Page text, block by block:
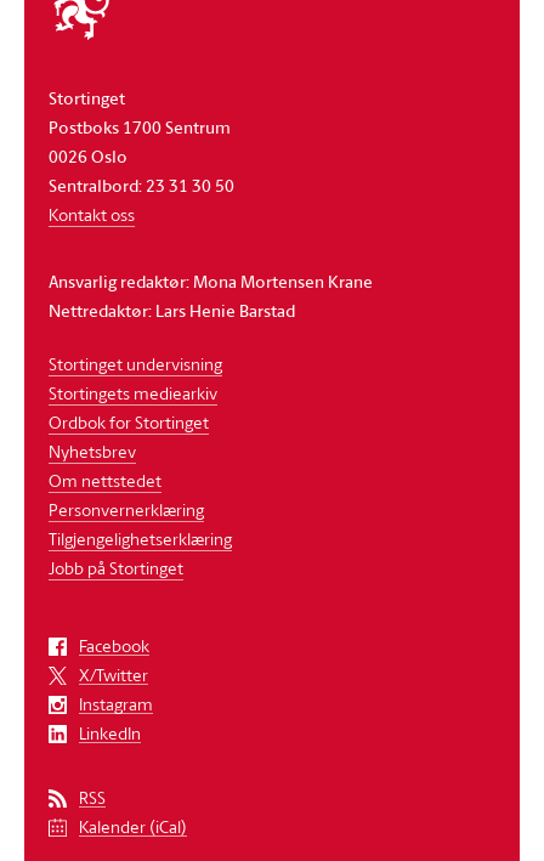
stortinget
Stortinget
Postboks 1700 Sentrum
0026 Oslo
Sentralbord: 23 31 30 50
Kontakt oss
Ansvarlig redaktør: Mona Mortensen Krane
Nettredaktør: Lars Henie Barstad
Stortinget undervisning
Stortingets mediearkiv
Ordbok for Stortinget
Nyhetsbrev
Om nettstedet
Personvernerklæring
Tilgjengelighetserklæring
Jobb på Stortinget
Facebook
X/Twitter
Instagram
LinkedIn
RSS
Kalender (iCal)